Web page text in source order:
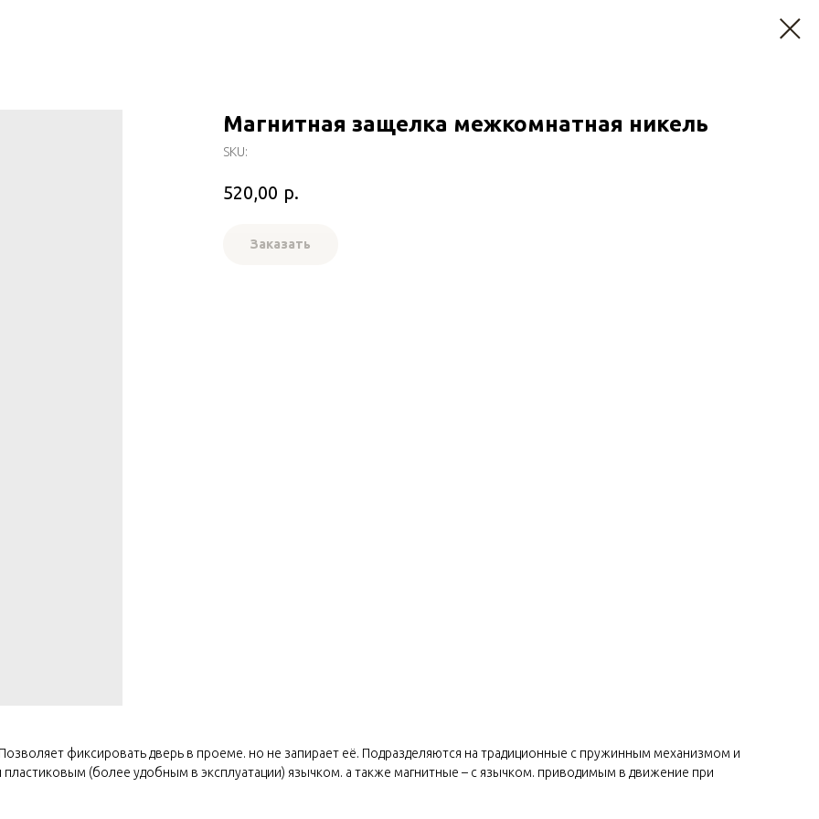
Магнитная защелка межкомнатная никель
SKU:
520,00 р.
Заказать
фиксировать дверь в проеме. но не запирает её. Подразделяются на традиционные с пружинным механизмом и
(более удобным в эксплуатации) язычком. а также магнитные – с язычком. приводимым в движение при